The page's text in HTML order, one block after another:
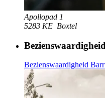
Apollopad 1
5283 KE Boxtel
Bezienswaardigheid